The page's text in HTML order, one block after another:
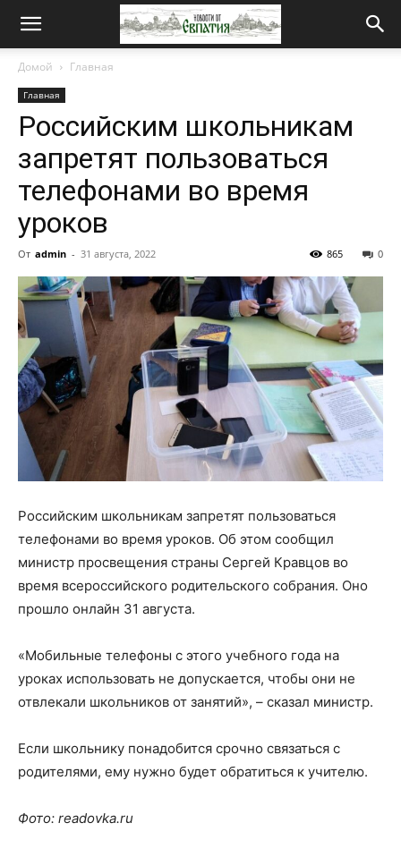
Новости
Домой Главная
Главная
Российским школьникам
запретят пользоваться
телефонами во время
уроков
От admin - 31 августа, 2022 0
865
Российским школьникам запретят пользоваться
телефонами во время уроков. Об этом сообщил
министр просвещения страны Сергей Кравцов во
время всероссийского родительского собрания. Оно
прошло онлайн 31 августа.
«Мобильные телефоны с этого учебного года на
уроках использовать не допускается, чтобы они не
отвлекали школьников от занятий», – сказал министр.
Если школьнику понадобится срочно связаться с
родителями, ему нужно будет обратиться к учителю.
Фото: readovka.ru